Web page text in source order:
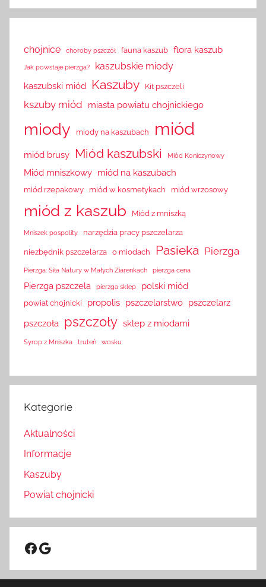
chojnice choroby pszczół fauna kaszub flora kaszub
Jak powstaje pierzga? kaszubskie miody
kaszubski miód Kaszuby Kit pszczeli
kszuby miód miasta powiatu chojnickiego
miody miody na kaszubach miód
miód brusy Miód kaszubski Miód Koniczynowy
Miód mniszkowy miód na kaszubach
miód rzepakowy miód w kosmetykach miód wrzosowy
miód z kaszub Miód z mniszką
Mniszek pospolity narzędzia pracy pszczelarza
niezbędnik pszczelarza o miodach Pasieka Pierzga
Pierzga: Siła Natury w Małych Ziarenkach pierzga cena
Pierzga pszczela pierzga sklep polski miód
powiat chojnicki propolis pszczelarstwo pszczelarz
pszczoła pszczoły sklep z miodami
Syrop z Mniszka truteń wosku
Kategorie
Aktualności
Informacje
Kaszuby
Powiat chojnicki
Facebook
Google